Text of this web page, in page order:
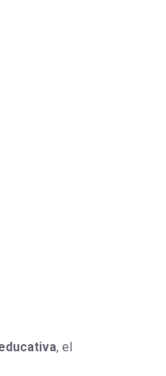
, el